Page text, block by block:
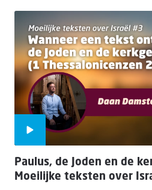
Paulus, de Joden en de
Moeilijke teksten over